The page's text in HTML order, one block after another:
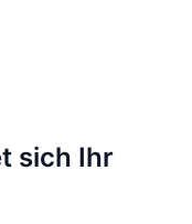
sich Ihr